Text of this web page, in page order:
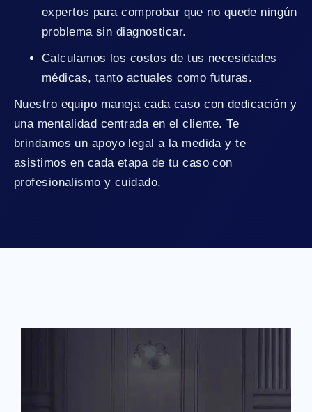
expertos para comprobar que no quede ningún
problema sin diagnosticar.
Calculamos los costos de tus necesidades
médicas, tanto actuales como futuras.
Nuestro equipo maneja cada caso con dedicación y
una mentalidad centrada en el cliente. Te
brindamos un apoyo legal a la medida y te
asistimos en cada etapa de tu caso con
profesionalismo y cuidado.